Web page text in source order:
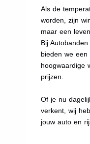
Als de
worden, zijn
maar een
Bij
bieden we een
hoogwaardige
prijzen.
Of je nu
verkent, wij
jouw auto en